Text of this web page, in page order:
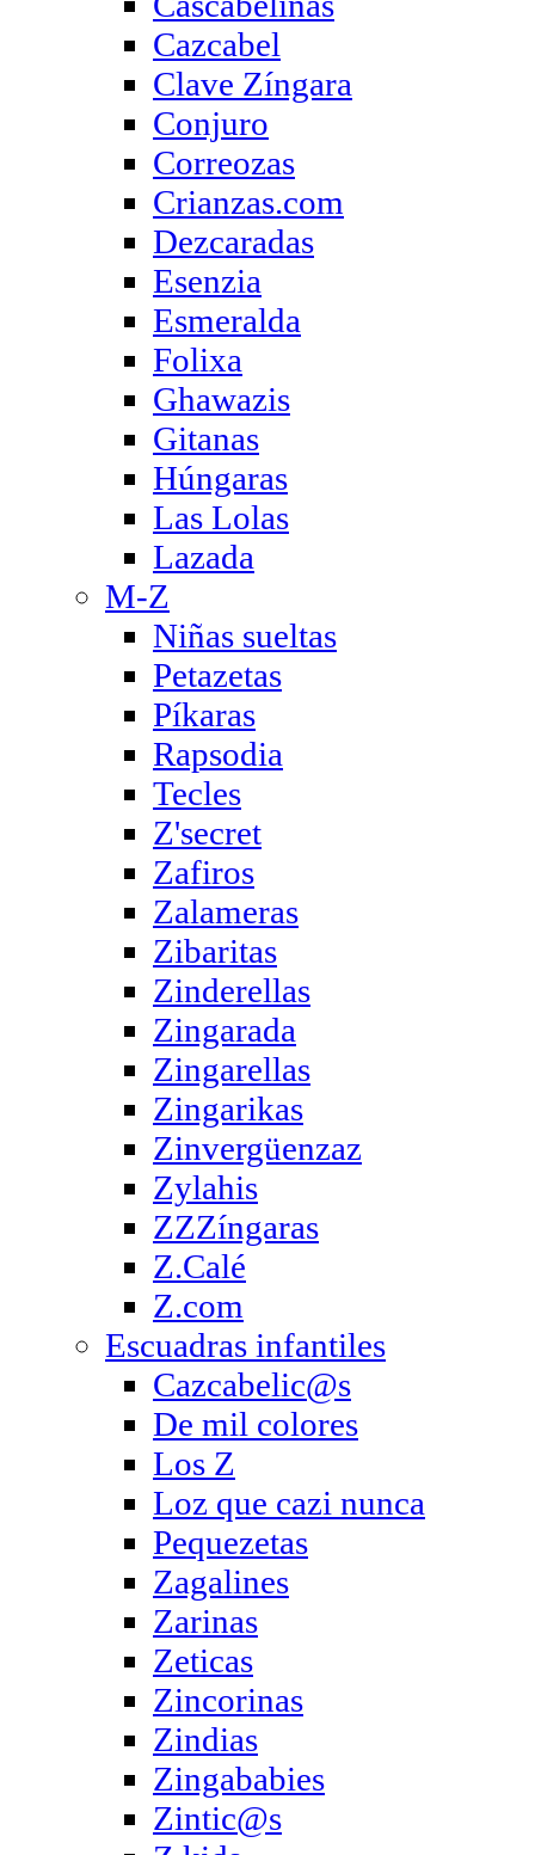
Cazcabel
Clave Zíngara
Conjuro
Correozas
Crianzas.com
Dezcaradas
Esenzia
Esmeralda
Folixa
Ghawazis
Gitanas
Húngaras
Las Lolas
Lazada
M-Z
Niñas sueltas
Petazetas
Píkaras
Rapsodia
Tecles
Z'secret
Zafiros
Zalameras
Zibaritas
Zinderellas
Zingarada
Zingarellas
Zingarikas
Zinvergüenzaz
Zylahis
ZZZíngaras
Z.Calé
Z.com
Escuadras infantiles
Cazcabelic@s
De mil colores
Los Z
Loz que cazi nunca
Pequezetas
Zagalines
Zarinas
Zeticas
Zincorinas
Zindias
Zingababies
Zintic@s